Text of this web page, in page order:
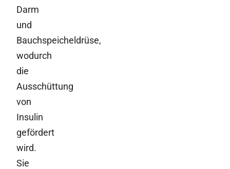
Darm
und
Bauchspeicheldrüse,
wodurch
die
Ausschüttung
von
Insulin
gefördert
wird.
Sie